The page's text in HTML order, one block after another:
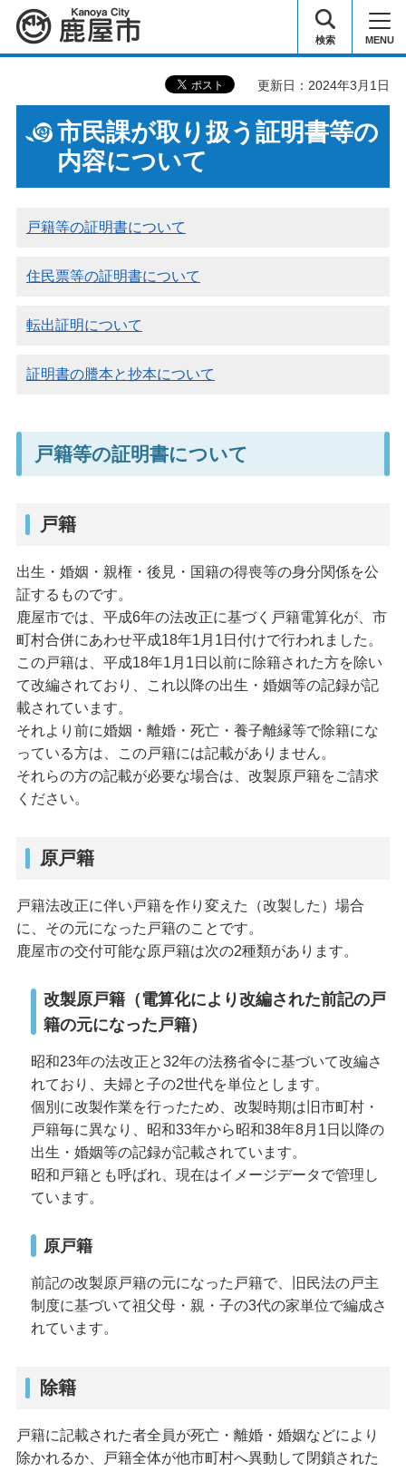
鹿屋市 検索 MENU
更新日：2024年3月1日
市民課が取り扱う証明書等の
内容について
戸籍等の証明書について
住民票等の証明書について
転出証明について
証明書の謄本と抄本について
戸籍等の証明書について
戸籍
出生・婚姻・親権・後見・国籍の得喪等の身分関係を公
証するものです。
鹿屋市では、平成6年の法改正に基づく戸籍電算化が、市
町村合併にあわせ平成18年1月1日付けで行われました。
この戸籍は、平成18年1月1日以前に除籍された方を除い
て改編されており、これ以降の出生・婚姻等の記録が記
載されています。
それより前に婚姻・離婚・死亡・養子離縁等で除籍にな
っている方は、この戸籍には記載がありません。
それらの方の記載が必要な場合は、改製原戸籍をご請求
ください。
原戸籍
戸籍法改正に伴い戸籍を作り変えた（改製した）場合
に、その元になった戸籍のことです。
鹿屋市の交付可能な原戸籍は次の2種類があります。
改製原戸籍（電算化により改編された前記の戸
籍の元になった戸籍）
昭和23年の法改正と32年の法務省令に基づいて改編さ
れており、夫婦と子の2世代を単位とします。
個別に改製作業を行ったため、改製時期は旧市町村・
戸籍毎に異なり、昭和33年から昭和38年8月1日以降の
出生・婚姻等の記録が記載されています。
昭和戸籍とも呼ばれ、現在はイメージデータで管理し
ています。
原戸籍
前記の改製原戸籍の元になった戸籍で、旧民法の戸主
制度に基づいて祖父母・親・子の3代の家単位で編成さ
れています。
除籍
戸籍に記載された者全員が死亡・離婚・婚姻などにより
除かれるか、戸籍全体が他市町村へ異動して閉鎖された